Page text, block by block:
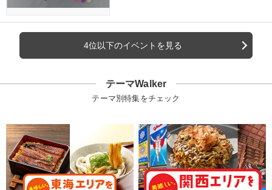
4位以下のイベントを見る
テーマWalker
テーマ別特集をチェック